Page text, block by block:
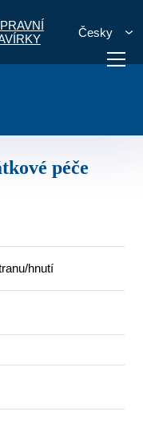
Česky
Diskuzní
péče
hnutí